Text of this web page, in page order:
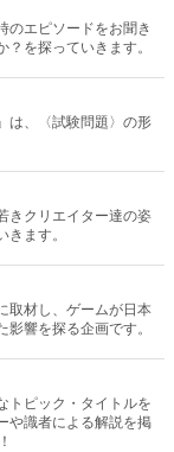
のエピソードをお聞き
を探っていきます。
は、〈試験問題〉の形
きクリエイター達の姿
ます。
取材し、ゲームが日本
響を探る企画です。
トピック・タイトルを
や識者による解説を掲